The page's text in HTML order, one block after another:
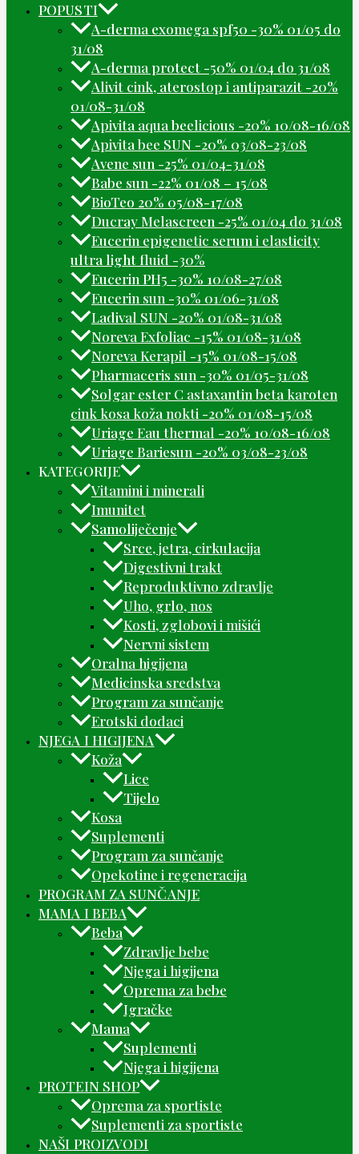
POPUSTI
A-derma exomega spf50 -30% 01/05 do
31/08
A-derma protect -50% 01/04 do 31/08
Alivit cink, aterostop i antiparazit -20%
01/08-31/08
Apivita aqua beelicious -20% 10/08-16/08
Apivita bee SUN -20% 03/08-23/08
Avene sun -25% 01/04-31/08
Babe sun -22% 01/08 – 15/08
BioTeo 20% 05/08-17/08
Ducray Melascreen -25% 01/04 do 31/08
Eucerin epigenetic serum i elasticity
ultra light fluid -30%
Eucerin PH5 -30% 10/08-27/08
Eucerin sun -30% 01/06-31/08
Ladival SUN -20% 01/08-31/08
Noreva Exfoliac -15% 01/08-31/08
Noreva Kerapil -15% 01/08-15/08
Pharmaceris sun -30% 01/05-31/08
Solgar ester C astaxantin beta karoten
cink kosa koža nokti -20% 01/08-15/08
Uriage Eau thermal -20% 10/08-16/08
Uriage Bariesun -20% 03/08-23/08
KATEGORIJE
Vitamini i minerali
Imunitet
Samoliječenje
Srce, jetra, cirkulacija
Digestivni trakt
Reproduktivno zdravlje
Uho, grlo, nos
Kosti, zglobovi i mišići
Nervni sistem
Oralna higijena
Medicinska sredstva
Program za sunčanje
Erotski dodaci
NJEGA I HIGIJENA
Koža
Lice
Tijelo
Kosa
Suplementi
Program za sunčanje
Opekotine i regeneracija
PROGRAM ZA SUNČANJE
MAMA I BEBA
Beba
Zdravlje bebe
Njega i higijena
Oprema za bebe
Igračke
Mama
Suplementi
Njega i higijena
PROTEIN SHOP
Oprema za sportiste
Suplementi za sportiste
NAŠI PROIZVODI